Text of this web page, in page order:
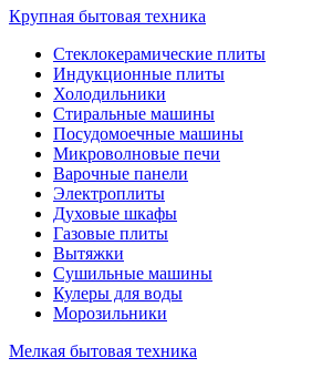
Крупная бытовая техника
Стеклокерамические плиты
Индукционные плиты
Холодильники
Стиральные машины
Посудомоечные машины
Микроволновые печи
Варочные панели
Электроплиты
Духовые шкафы
Газовые плиты
Вытяжки
Сушильные машины
Кулеры для воды
Морозильники
Мелкая бытовая техника